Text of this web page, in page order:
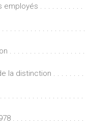
. . . . . . . . . . .
. . . . . . . . . . . . . . . . . . .
. . . . . . . . . . . . . . . . . . .
la distinction . . . . . . . .
. . . . . . . . . . . . . . . . . . .
. . . . . . . . . . . . . . . . . .